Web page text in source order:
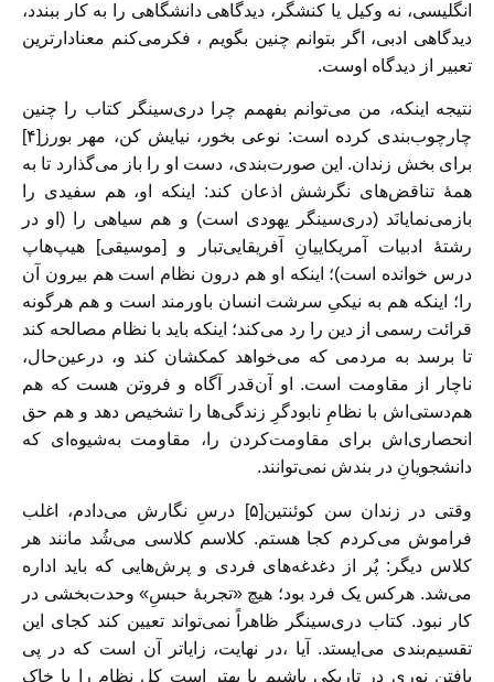
انگلیسی، نه وکیل یا کنشگر، دیدگاهی دانشگاهی را به کار ببندد،
دیدگاهی ادبی، اگر بتوانم چنین بگویم ، فکرمی‌کنم معنادارترین
تعبیر از دیدگاه اوست.
نتیجه اینکه، من می‌توانم بفهمم چرا دری‌سینگر کتاب را چنین
چارچوب‌بندی کرده‌ است: نوعی بخور، نیایش کن، مهر بورز[۴]
برای بخش زندان. این صورت‌بندی، دست او را باز می‌گذارد تا به
همۀ تناقض‌های نگرشش اذعان کند: اینکه او، هم سفیدی را
بازمی‌نمایانَد (دری‌سینگر یهودی است) و هم سیاهی را (او در
رشتۀ ادبیات آمریکاییانِ آفریقایی‌تبار و [موسیقی] هیپ‌هاپ
درس خوانده‌ است)؛ اینکه او هم درون نظام است هم بیرون آن
را؛ اینکه هم به نیکیِ سرشت انسان باورمند است و هم هرگونه
قرائت رسمی از دین را رد می‌کند؛ اینکه باید با نظام مصالحه کند
تا برسد به مردمی که می‌خواهد کمکشان کند و، درعین‌حال،
ناچار از مقاومت است. او آن‌قدر آگاه و فروتن هست که هم
هم‌دستی‌اش با نظامِ نابودگرِ زندگی‌ها را تشخیص دهد و هم حق
انحصاری‌اش برای مقاومت‌کردن را، مقاومت به‌شیوه‌ای که
دانشجویانِ در بندش نمی‌توانند.
وقتی در زندان سن کوئنتین[۵] درسِ نگارش می‌دادم، اغلب
فراموش می‌کردم کجا هستم. کلاسم کلاسی می‌شُد مانند هر
کلاس دیگر: پُر از دغدغه‌های فردی و پرش‌هایی که باید اداره
می‌شد. هرکس یک فرد بود؛ هیچ «تجربۀ حبسِ» وحدت‌بخشی در
کار نبود. کتاب دری‌سینگر ظاهراً نمی‌تواند تعیین کند کجای این
تقسیم‌بندی می‌ایستد. آیا ،در نهایت، زایاتر آن است که در پی
یافتن نوری در تاریکی باشیم یا بهتر است کل نظام را با خاک